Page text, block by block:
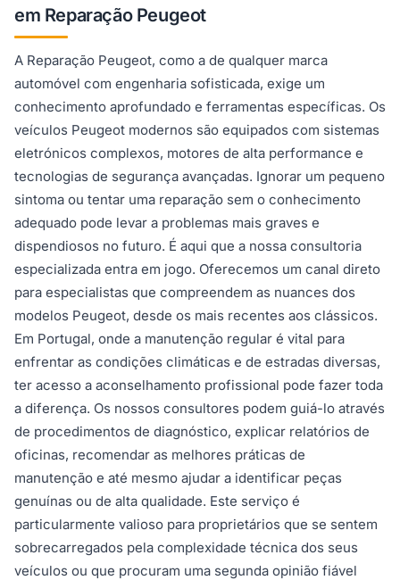
em Reparação Peugeot
A Reparação Peugeot, como a de qualquer marca
automóvel com engenharia sofisticada, exige um
conhecimento aprofundado e ferramentas específicas. Os
veículos Peugeot modernos são equipados com sistemas
eletrónicos complexos, motores de alta performance e
tecnologias de segurança avançadas. Ignorar um pequeno
sintoma ou tentar uma reparação sem o conhecimento
adequado pode levar a problemas mais graves e
dispendiosos no futuro. É aqui que a nossa consultoria
especializada entra em jogo. Oferecemos um canal direto
para especialistas que compreendem as nuances dos
modelos Peugeot, desde os mais recentes aos clássicos.
Em Portugal, onde a manutenção regular é vital para
enfrentar as condições climáticas e de estradas diversas,
ter acesso a aconselhamento profissional pode fazer toda
a diferença. Os nossos consultores podem guiá-lo através
de procedimentos de diagnóstico, explicar relatórios de
oficinas, recomendar as melhores práticas de
manutenção e até mesmo ajudar a identificar peças
genuínas ou de alta qualidade. Este serviço é
particularmente valioso para proprietários que se sentem
sobrecarregados pela complexidade técnica dos seus
veículos ou que procuram uma segunda opinião fiável